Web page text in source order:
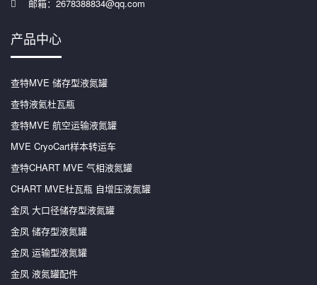
邮箱：2678388834@qq.com
产品中心
查特MVE 储存型液氮罐
查特液氦杜瓦瓶
查特MVE 航空运输液氮罐
MVE CryoCart样本转运车
查特CHART MVE 气相液氮罐
CHART MVE杜瓦瓶 自增压液氮罐
金凤 大口径储存型液氮罐
金凤 储存型液氮罐
金凤 运输型液氮罐
金凤 液氮罐配件